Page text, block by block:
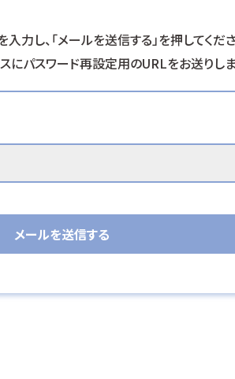
入力し、「メールを送信する」を押してくだ
にパスワード再設定用のURLをお送りしま
メールを送信する